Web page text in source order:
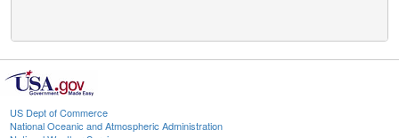
US Dept of Commerce
National Oceanic and Atmospheric Administration